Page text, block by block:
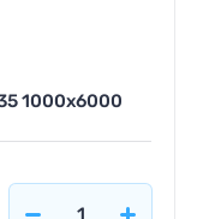
1000x6000